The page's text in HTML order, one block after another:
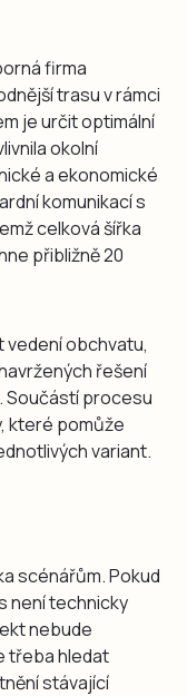
firma
trasu v rámci
je určit optimální
okolní
a ekonomické
komunikací s
celková šířka
přibližně 20
vedení obchvatu,
řešení
Součástí procesu
které pomůže
variant.
scénářům. Pokud
není technicky
nebude
třeba hledat
stávající